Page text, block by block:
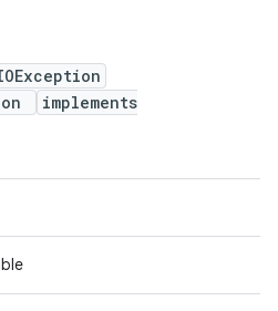
implements